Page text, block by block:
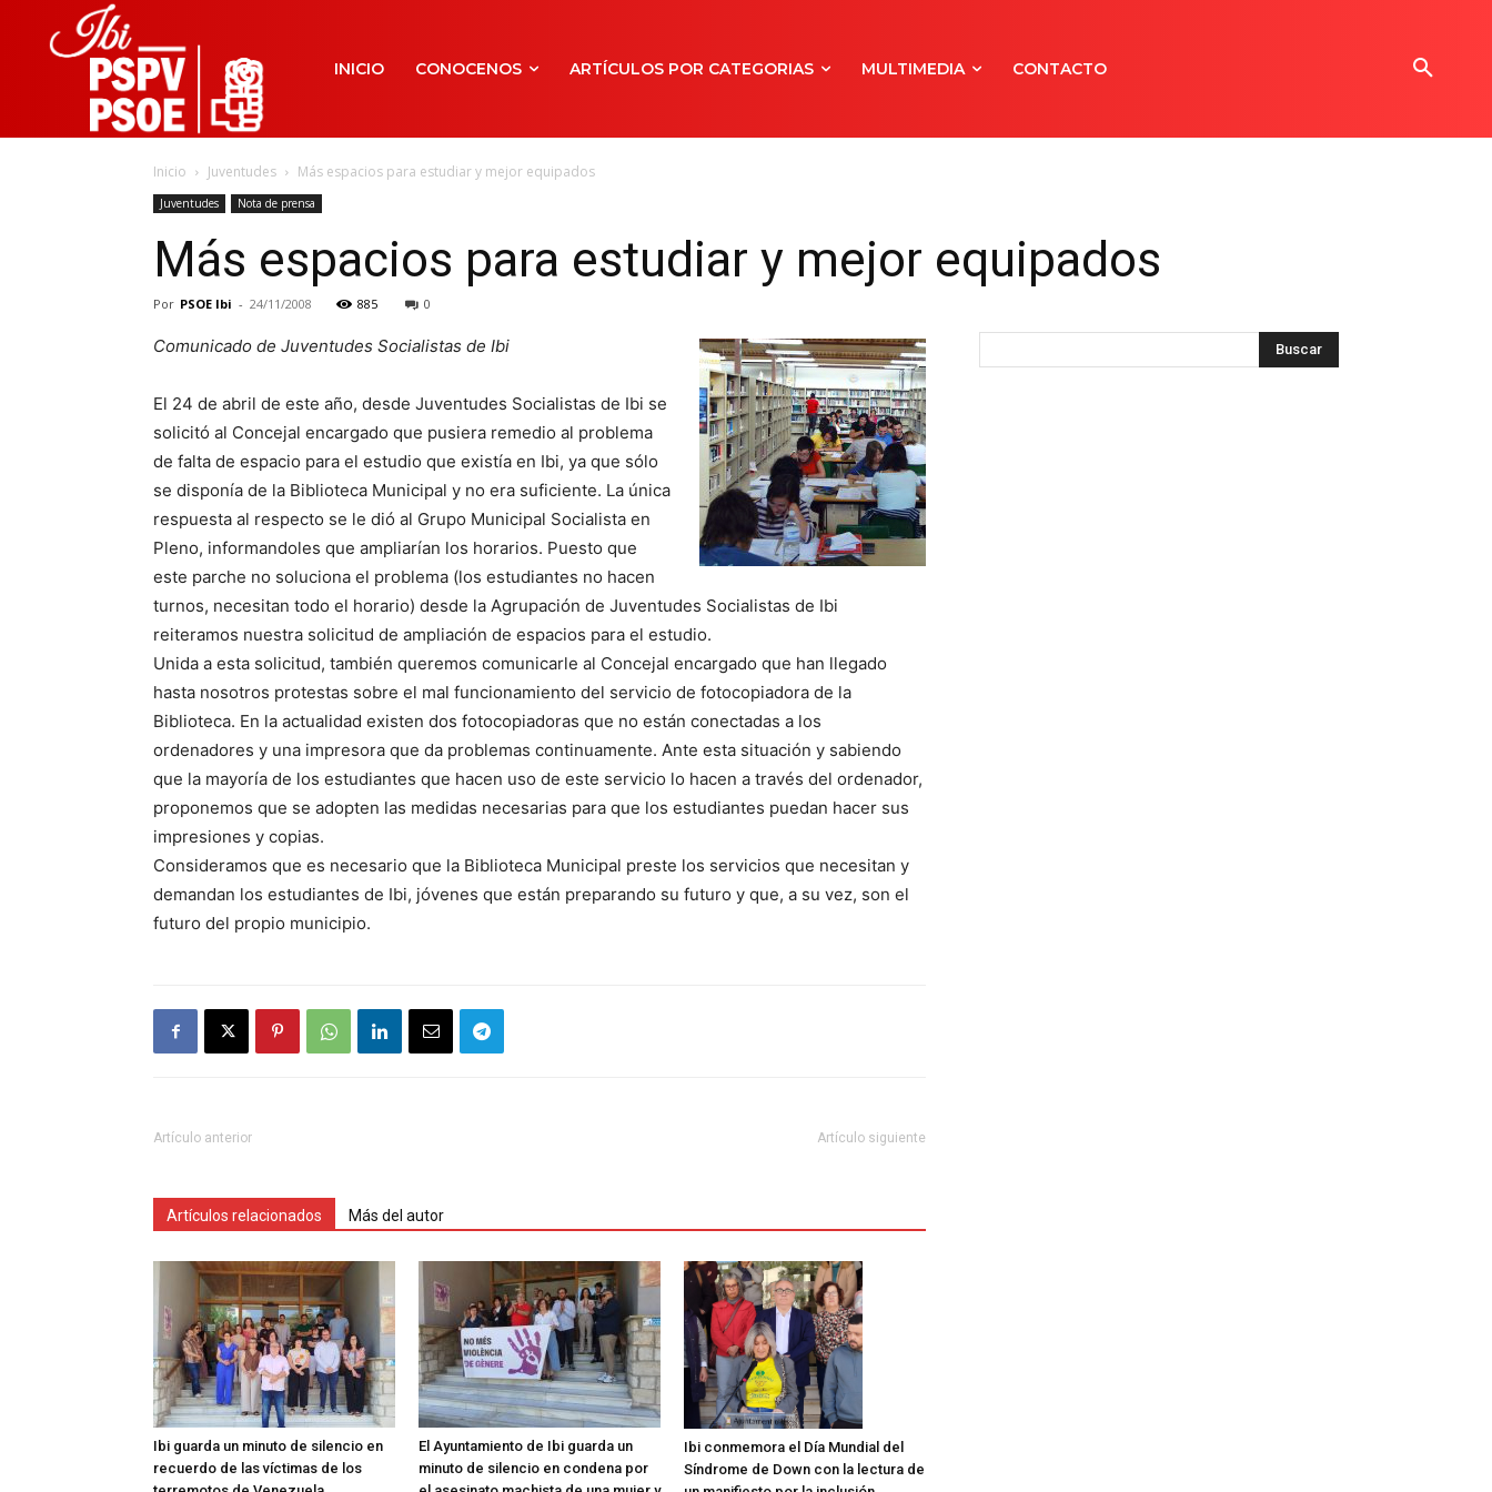
INICIO CONOCENOS ARTÍCULOS POR CATEGORIAS MULTIMEDIA CONTACTO
Inicio Juventudes Más espacios para estudiar y mejor equipados
Juventudes Nota de prensa
Más espacios para estudiar y mejor equipados
Por PSOE Ibi - 24/11/2008 885 0
Comunicado de Juventudes Socialistas de Ibi
El 24 de abril de este año, desde Juventudes Socialistas de Ibi se
solicitó al Concejal encargado que pusiera remedio al problema
de falta de espacio para el estudio que existía en Ibi, ya que sólo
se disponía de la Biblioteca Municipal y no era suficiente. La única
respuesta al respecto se le dió al Grupo Municipal Socialista en
Pleno, informandoles que ampliarían los horarios. Puesto que
este parche no soluciona el problema (los estudiantes no hacen
turnos, necesitan todo el horario) desde la Agrupación de Juventudes Socialistas de Ibi
reiteramos nuestra solicitud de ampliación de espacios para el estudio.
Unida a esta solicitud, también queremos comunicarle al Concejal encargado que han llegado
hasta nosotros protestas sobre el mal funcionamiento del servicio de fotocopiadora de la
Biblioteca. En la actualidad existen dos fotocopiadoras que no están conectadas a los
ordenadores y una impresora que da problemas continuamente. Ante esta situación y sabiendo
que la mayoría de los estudiantes que hacen uso de este servicio lo hacen a través del ordenador,
proponemos que se adopten las medidas necesarias para que los estudiantes puedan hacer sus
impresiones y copias.
Consideramos que es necesario que la Biblioteca Municipal preste los servicios que necesitan y
demandan los estudiantes de Ibi, jóvenes que están preparando su futuro y que, a su vez, son el
futuro del propio municipio.
Artículo anterior Artículo siguiente
Artículos relacionados Más del autor
Ibi guarda un minuto de silencio en
recuerdo de las víctimas de los
El Ayuntamiento de Ibi guarda un
minuto de silencio en condena por
Ibi conmemora el Día Mundial del
Síndrome de Down con la lectura de